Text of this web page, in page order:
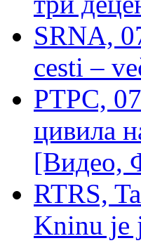
SRNA,
cesti –
РТРС,
цивила
[Видео,
RTRS,
Kninu je